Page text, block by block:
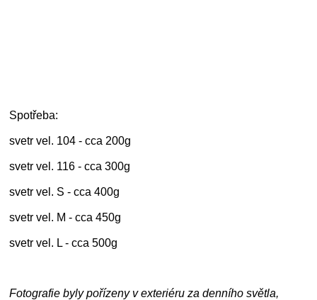
Spotřeba:
svetr vel. 104 - cca 200g
svetr vel. 116 - cca 300g
svetr vel. S - cca 400g
svetr vel. M - cca 450g
svetr vel. L - cca 500g
Fotografie byly pořízeny v exteriéru za denního světla,